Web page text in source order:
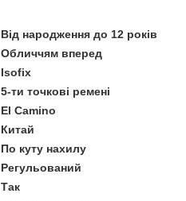
Від народження до 12 років
Обличчям вперед
Isofix
5-ти точкові ремені
El Camino
Китай
По куту нахилу
Регульований
Так